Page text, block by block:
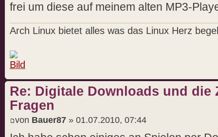
frei um diese auf meinem alten MP3-
Arch Linux bietet alles was das Linux Herz
Re: Digitale Downloads und die
Fragen
von Bauer87 » 01.07.2010, 07:44